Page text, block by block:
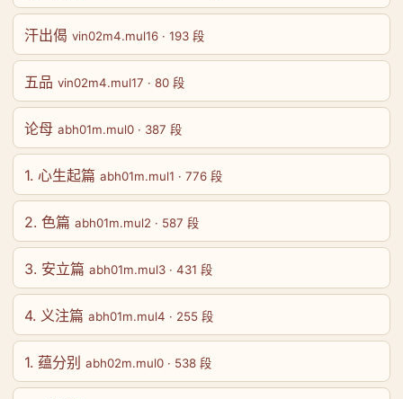
汗出偈 vin02m4.mul16 · 193 段
五品 vin02m4.mul17 · 80 段
论母 abh01m.mul0 · 387 段
1. 心生起篇 abh01m.mul1 · 776 段
2. 色篇 abh01m.mul2 · 587 段
3. 安立篇 abh01m.mul3 · 431 段
4. 义注篇 abh01m.mul4 · 255 段
1. 蕴分别 abh02m.mul0 · 538 段